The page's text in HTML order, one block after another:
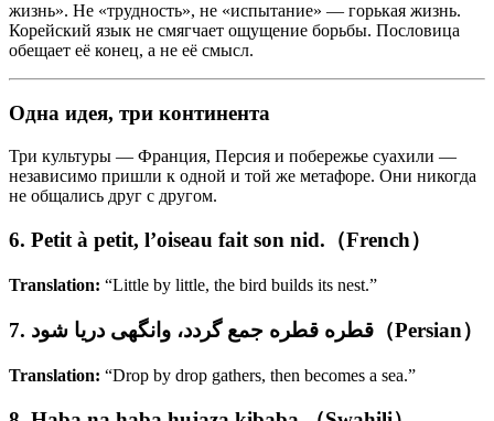
жизнь». Не «трудность», не «испытание» — горькая жизнь.
Корейский язык не смягчает ощущение борьбы. Пословица
обещает её конец, а не её смысл.
Одна идея, три континента
Три культуры — Франция, Персия и побережье суахили —
независимо пришли к одной и той же метафоре. Они никогда
не общались друг с другом.
6. Petit à petit, l’oiseau fait son nid.（French）
Translation: “Little by little, the bird builds its nest.”
7. قطره قطره جمع گردد، وانگهی دریا شود（Persian）
Translation: “Drop by drop gathers, then becomes a sea.”